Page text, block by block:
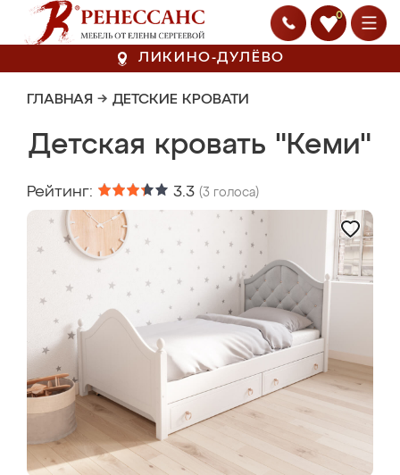
0
ЛИКИНО-ДУЛЁВО
ГЛАВНАЯ → ДЕТСКИЕ КРОВАТИ
Детская кровать "Кеми"
Рейтинг: 3.3 (3 голоса)